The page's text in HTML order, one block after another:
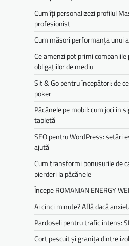
Cum îți personalizezi profilul
profesionist
Cum măsori performanța unui
Ce amenzi pot primi
obligațiilor de mediu­­
Sit & Go pentru începători: de
poker
Păcănele pe mobil: cum joci în
tabletă
SEO pentru WordPress: setări
ajută
Cum transformi bonusurile de
pierderi la păcănele
Începe ROMANIAN ENERGY
Ai cinci minute? Află dacă
Pardoseli pentru trafic intens:
Cort pescuit și granița dintre